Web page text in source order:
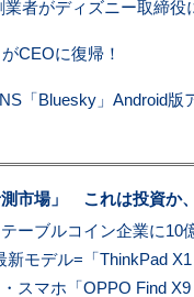
者がディズニー取締役
CEOに復帰！
「Bluesky」Android版
市場」 これは投資か